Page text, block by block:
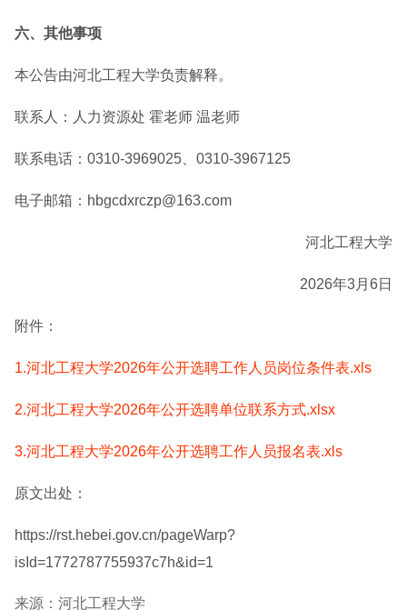
六、其他事项
本公告由河北工程大学负责解释。
联系人：人力资源处 霍老师 温老师
联系电话：0310-3969025、0310-3967125
电子邮箱：hbgcdxrczp@163.com
河北工程大学
2026年3月6日
附件：
1.河北工程大学2026年公开选聘工作人员岗位条件表.xls
2.河北工程大学2026年公开选聘单位联系方式.xlsx
3.河北工程大学2026年公开选聘工作人员报名表.xls
原文出处：
https://rst.hebei.gov.cn/pageWarp?
isId=1772787755937c7h&id=1
来源：河北工程大学